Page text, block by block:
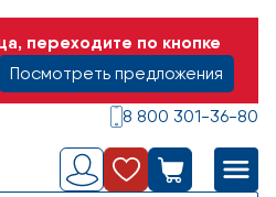
переходите по кнопке
Посмотреть предложения
8 800 301-36-80